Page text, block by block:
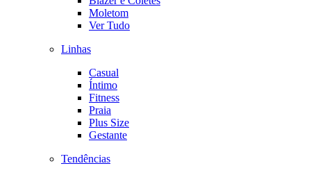
Moletom
Ver Tudo
Linhas
Casual
Íntimo
Fitness
Praia
Plus Size
Gestante
Tendências